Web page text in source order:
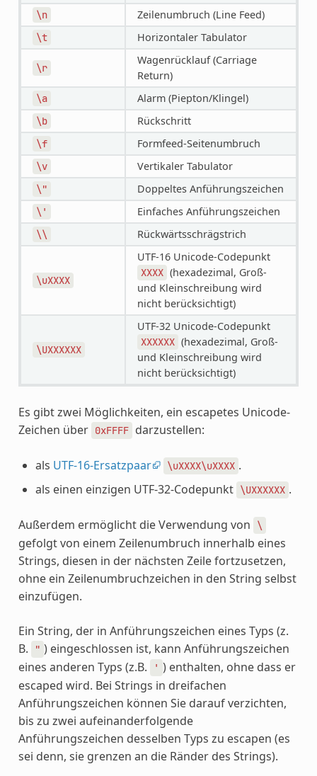
\n Zeilenumbruch (Line Feed)
\t Horizontaler Tabulator
\r
Wagenrücklauf (Carriage
Return)
\a Alarm (Piepton/Klingel)
\b Rückschritt
\f Formfeed-Seitenumbruch
\v Vertikaler Tabulator
\" Doppeltes Anführungszeichen
\' Einfaches Anführungszeichen
\\ Rückwärtsschrägstrich
\uXXXX
UTF-16 Unicode-Codepunkt
XXXX (hexadezimal, Groß-
und Kleinschreibung wird
nicht berücksichtigt)
\UXXXXXX
UTF-32 Unicode-Codepunkt
XXXXXX (hexadezimal, Groß-
und Kleinschreibung wird
nicht berücksichtigt)
Es gibt zwei Möglichkeiten, ein escapetes Unicode-
Zeichen über 0xFFFF darzustellen:
als UTF-16-Ersatzpaar \uXXXX\uXXXX .
als einen einzigen UTF-32-Codepunkt \UXXXXXX .
Außerdem ermöglicht die Verwendung von \
gefolgt von einem Zeilenumbruch innerhalb eines
Strings, diesen in der nächsten Zeile fortzusetzen,
ohne ein Zeilenumbruchzeichen in den String selbst
einzufügen.
Ein String, der in Anführungszeichen eines Typs (z.
B.
" ) eingeschlossen ist, kann Anführungszeichen
eines anderen Typs (z.B.
' ) enthalten, ohne dass er
escaped wird. Bei Strings in dreifachen
Anführungszeichen können Sie darauf verzichten,
bis zu zwei aufeinanderfolgende
Anführungszeichen desselben Typs zu escapen (es
sei denn, sie grenzen an die Ränder des Strings).